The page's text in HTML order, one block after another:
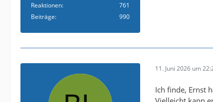
Reaktionen
761
Beiträge
990
11. Juni 2026 um
Ich finde, Ernst